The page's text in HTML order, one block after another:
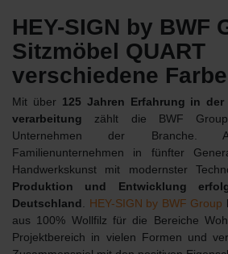
HEY-SIGN by BWF
Sitzmöbel QUART
verschiedene
Mit über 125 Jahren Erfahrung in
verarbeitung zählt die BWF
Unternehmen der Branche.
Familienunternehmen in fünfter
Handwerkskunst mit modernster
Produktion und Entwicklung
Deutschland
HEY-SIGN by BWF Group
aus 100% Wollfilz für die Bereiche
Projektbereich in vielen Formen und